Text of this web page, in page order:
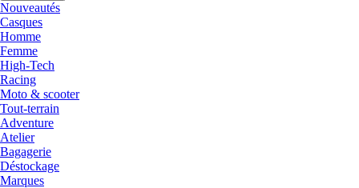
Nouveautés
Casques
Homme
Femme
High-Tech
Racing
Moto & scooter
Tout-terrain
Adventure
Atelier
Bagagerie
Déstockage
Marques